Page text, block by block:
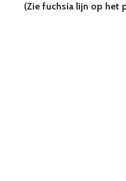
(Zie fuchsia lijn op het